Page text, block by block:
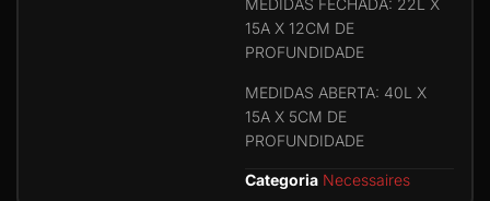
MEDIDAS FECHADA: 22L X
15A X 12CM DE
PROFUNDIDADE
MEDIDAS ABERTA: 40L X
15A X 5CM DE
PROFUNDIDADE
Categoria Necessaires